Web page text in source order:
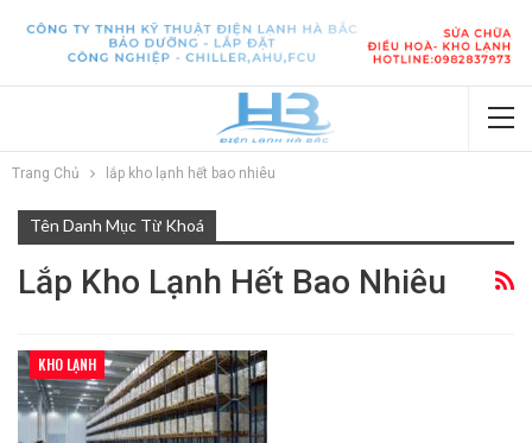
Trang Chủ lắp kho lạnh hết bao nhiêu
Tên Danh Mục Từ Khoá
Lắp Kho Lạnh Hết Bao Nhiêu
KHO LẠNH